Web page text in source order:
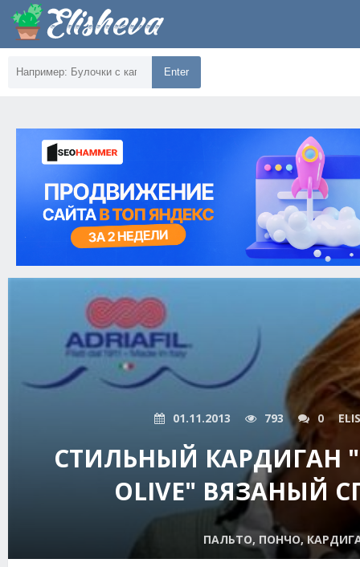
Enter
01.11.2013 793 0
СТИЛЬНЫЙ КАРДИГАН
OLIVE" ВЯЗАНЫЙ
ПАЛЬТО, ПОНЧО,